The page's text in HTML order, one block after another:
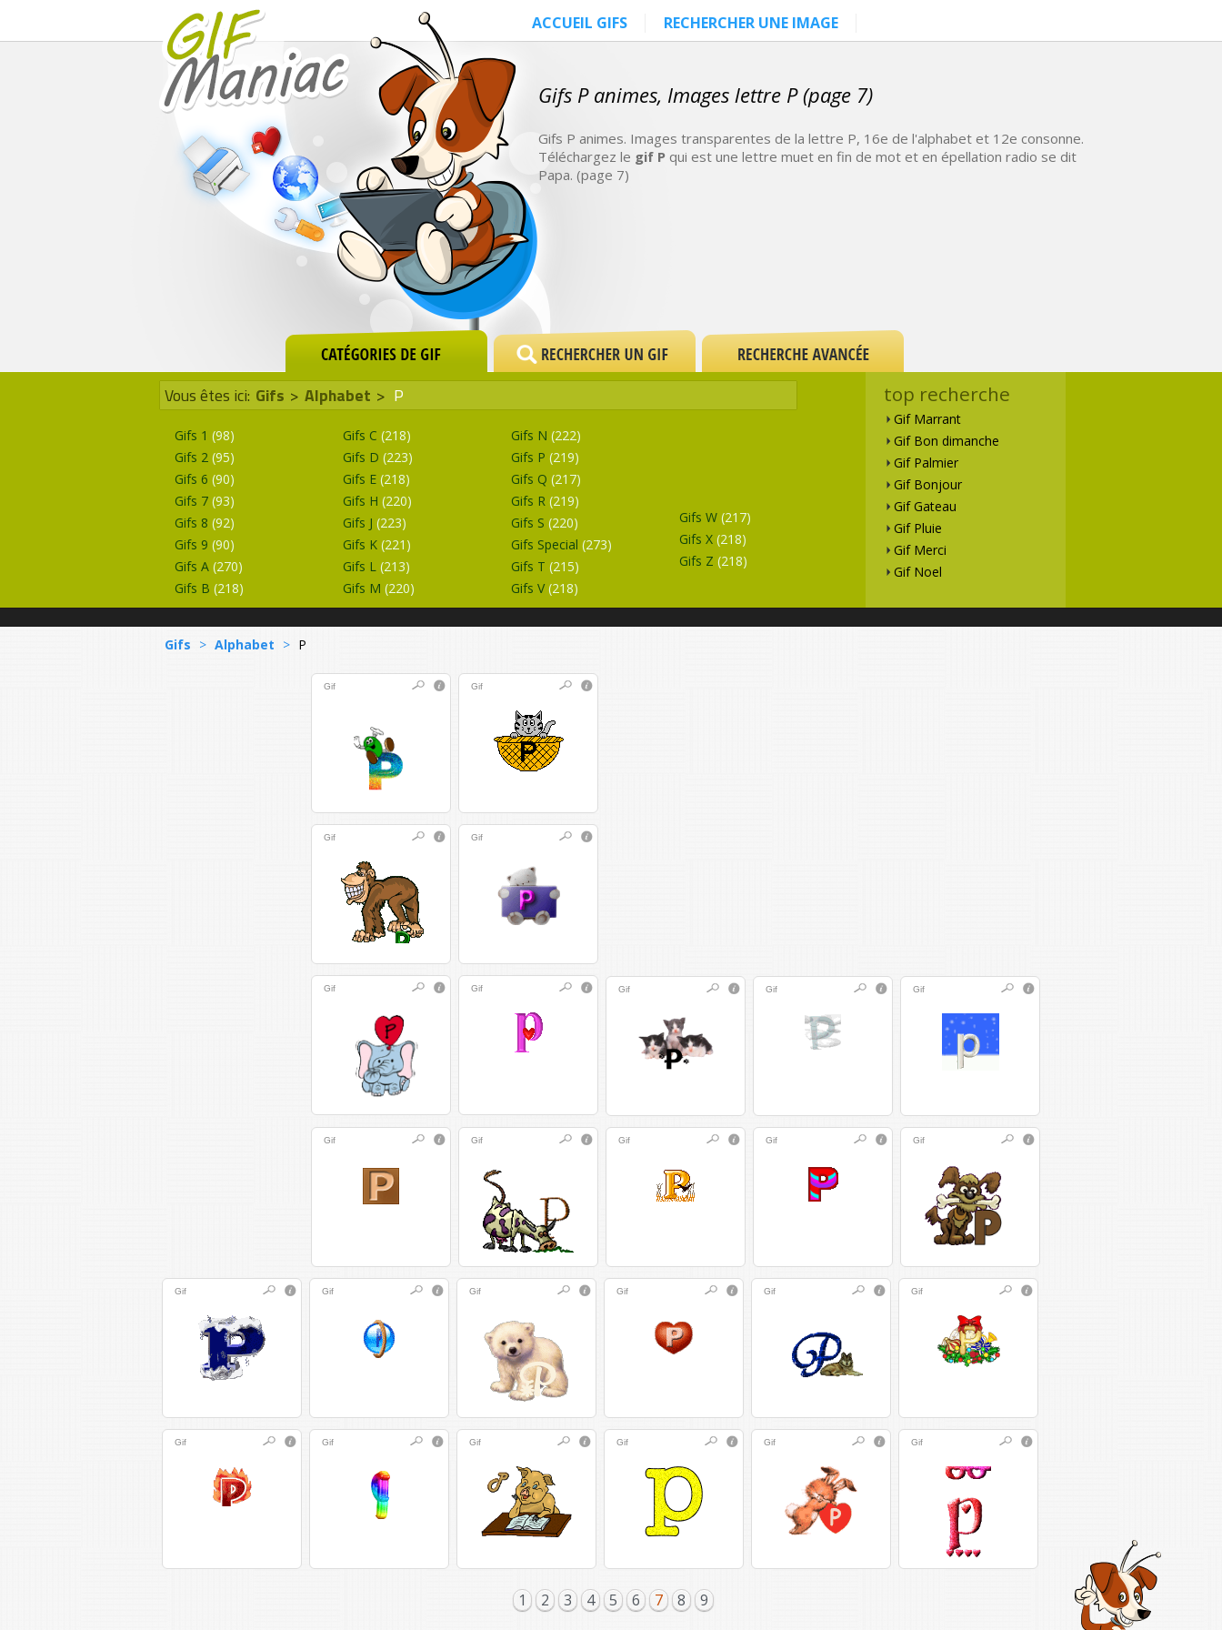
ACCUEIL GIFS RECHERCHER UNE IMAGE
Gifs P animes, Images lettre P (page 7)
Gifs P animes. Images transparentes de la lettre P, 16e de l'alphabet et 12e consonne.
Téléchargez le gif P qui est une lettre muet en fin de mot et en épellation radio se dit
Papa. (page 7)
Vous êtes ici: Gifs > Alphabet > P
Gifs 1 (98)
Gifs 2 (95)
Gifs 6 (90)
Gifs 7 (93)
Gifs 8 (92)
Gifs 9 (90)
Gifs A (270)
Gifs B (218)
Gifs C (218)
Gifs D (223)
Gifs E (218)
Gifs H (220)
Gifs J (223)
Gifs K (221)
Gifs L (213)
Gifs M (220)
Gifs N (222)
Gifs P (219)
Gifs Q (217)
Gifs R (219)
Gifs S (220)
Gifs Special (273)
Gifs T (215)
Gifs V(218)
Gifs W (217)
Gifs X (218)
Gifs Z (218)
top recherche
Gif Marrant
Gif Bon dimanche
Gif Palmier
Gif Bonjour
Gif Gateau
Gif Pluie
Gif Merci
Gif Noel
Gifs > Alphabet > P
Gif Gif
Gif Gif
Gif Gif Gif Gif Gif
Gif Gif Gif Gif Gif
Gif Gif Gif Gif Gif Gif
Gif Gif Gif Gif Gif Gif
1 2 3 4 5 6 7 8 9